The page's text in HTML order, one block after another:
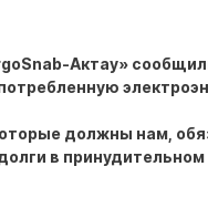
Актау»
должны нам,
в